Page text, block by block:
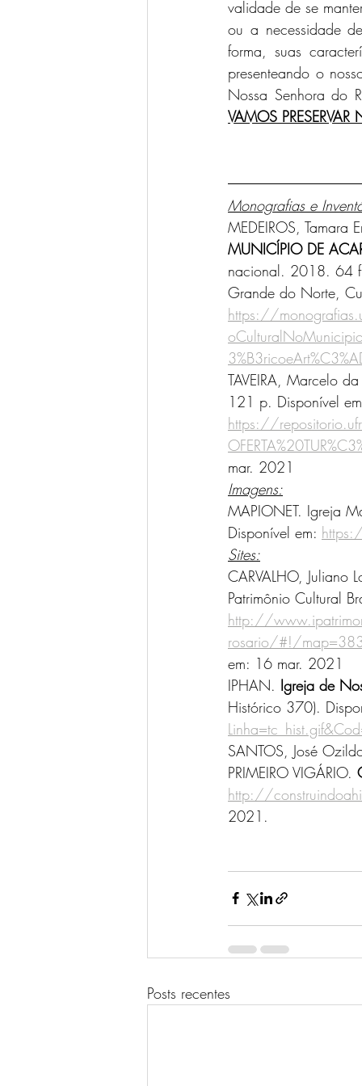
validade de se
ou a necessidade
forma, suas
presenteando o
VAMOS
Monografias e
MEDEIROS, Tamara
MUNICÍPIO DE
nacional. 2018. 64 f.
Grande do Norte,
https://
TAVEIRA, Marcelo
121 p. Disponível
https://
mar. 2021
Imagens:
MAPIONET. Igreja
Disponível em:
Sites:
CARVALHO,
Patrimônio Cultural
http://
rosario/#!/
em: 16 mar. 2021
IPHAN. Igreja de
Histórico 370).
SANTOS, José
PRIMEIRO VIGÁRIO.
http://
2021.
Posts recentes